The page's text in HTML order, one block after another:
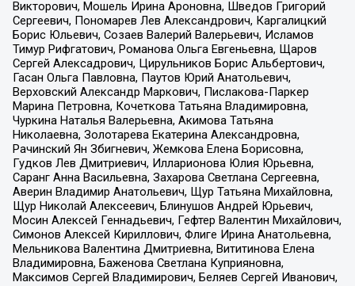
Викторович, Мошель Ирина Ароновна, Шведов Григорий
Сергеевич, Пономарев Лев Александрович, Каргалицкий
Борис Юльевич, Созаев Валерий Валерьевич, Исламов
Тимур Рифгатович, Романова Ольга Евгеньевна, Щаров
Сергей Алексадрович, Цирульников Борис Альбертович,
Гасан Ольга Павловна, Паутов Юрий Анатольевич,
Верховский Александр Маркович, Пислакова-Паркер
Марина Петровна, Кочеткова Татьяна Владимировна,
Чуркина Наталья Валерьевна, Акимова Татьяна
Николаевна, Золотарева Екатерина Александровна,
Рачинский Ян Збигневич, Жемкова Елена Борисовна,
Гудков Лев Дмитриевич, Илларионова Юлия Юрьевна,
Саранг Анна Васильевна, Захарова Светлана Сергеевна,
Аверин Владимир Анатольевич, Щур Татьяна Михайловна,
Щур Николай Алексеевич, Блинушов Андрей Юрьевич,
Мосин Алексей Геннадьевич, Гефтер Валентин Михайлович,
Симонов Алексей Кириллович, Флиге Ирина Анатольевна,
Мельникова Валентина Дмитриевна, Вититинова Елена
Владимировна, Баженова Светлана Куприяновна,
Максимов Сергей Владимирович, Беляев Сергей Иванович,